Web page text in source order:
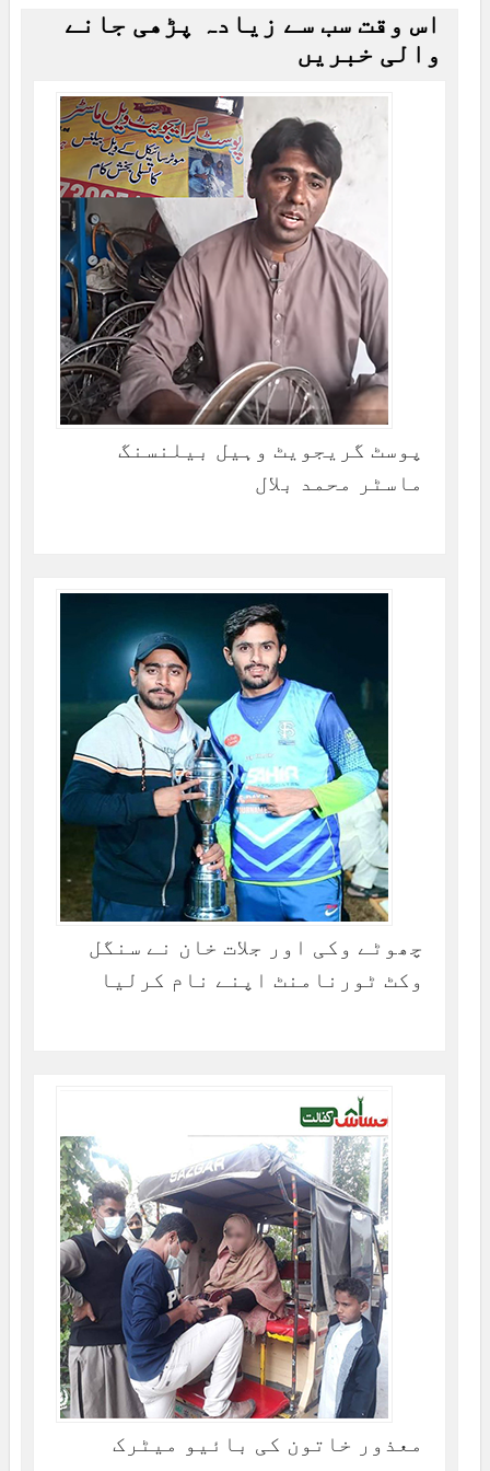
اس وقت سب سے زیادہ پڑھی جانے
والی خبریں
پوسٹ گریجویٹ وہیل بیلنسنگ
ماسٹر محمد بلال
چھوٹے وکی اور جلات خان نے سنگل
وکٹ ٹورنامنٹ اپنے نام کرلیا
معذور خاتون کی بائیو میٹرک